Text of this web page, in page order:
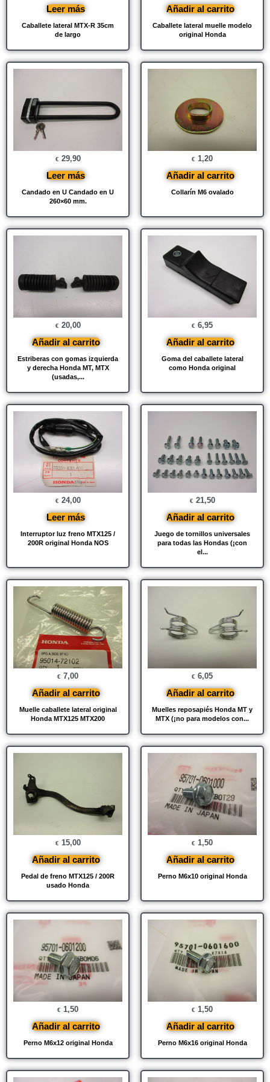
Caballete lateral MTX-R 35cm
de largo
Leer más
Caballete lateral muelle modelo
original Honda
Añadir al carrito
Candado en U Candado en U
260×60 mm.
€ 29,90
Leer más
Collarín M6 ovalado
€ 1,20
Añadir al carrito
Estriberas con gomas izquierda
y derecha Honda MT, MTX
(usadas,...
€ 20,00
Añadir al carrito
Goma del caballete lateral
como Honda original
€ 6,95
Añadir al carrito
Interruptor luz freno MTX125 /
200R original Honda NOS
€ 24,00
Leer más
Juego de tornillos universales
para todas las Hondas (¡con
el...
€ 21,50
Añadir al carrito
Muelle caballete lateral original
Honda MTX125 MTX200
€ 7,00
Añadir al carrito
Muelles reposapiés Honda MT y
MTX (¡no para modelos con...
€ 6,05
Añadir al carrito
Pedal de freno MTX125 / 200R
usado Honda
€ 15,00
Añadir al carrito
Perno M6x10 original Honda
€ 1,50
Añadir al carrito
Perno M6x12 original Honda
€ 1,50
Añadir al carrito
Perno M6x16 original Honda
€ 1,50
Añadir al carrito